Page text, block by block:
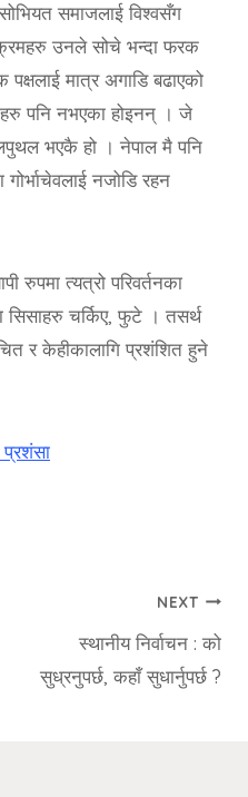
समाजलाई विश्वसँग
उनले सोचे भन्दा फरक
मात्र अगाडि बढाएको
पनि नभएका होइनन् । जे
भएकै हो । नेपाल मै पनि
नजोडि रहन
रुपमा त्यत्रो परिवर्तनका
चर्किए, फुटे । तसर्थ
र केहीकालागि प्रशंशित हुने
प्रशंसा
NEXT
स्थानीय निर्वाचन : को
सुध्रनुपर्छ, कहाँ सुधार्नुपर्छ ?